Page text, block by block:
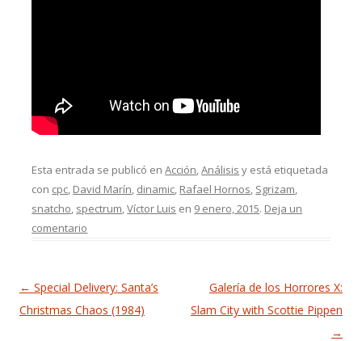
Esta entrada se publicó enAcción,Análisis y está etiquetada
con cpc, David Marín, dinamic, Rafael Hornos, Sgrizam,
snatcho, spectrum,Víctor Luis en 9 enero, 2015. Deja un
comentario
Navegación de entradas
← Special Delivery: Santa’s
Christmas Chaos (1984)
Galería de los Horrores X:
Slam City with Scottie Pippen
→